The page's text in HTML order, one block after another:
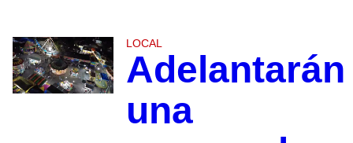
LOCAL
Adelantarán
una